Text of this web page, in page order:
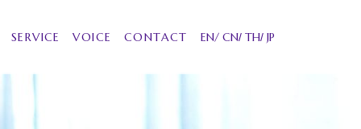
SERVICE VOICE CONTACT EN JP
TH
CN